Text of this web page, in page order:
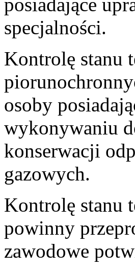
specjalności.
Kontrolę stanu
osoby
wykonywaniu
konserwacji
gazowych.
Kontrolę stanu
powinny
zawodowe